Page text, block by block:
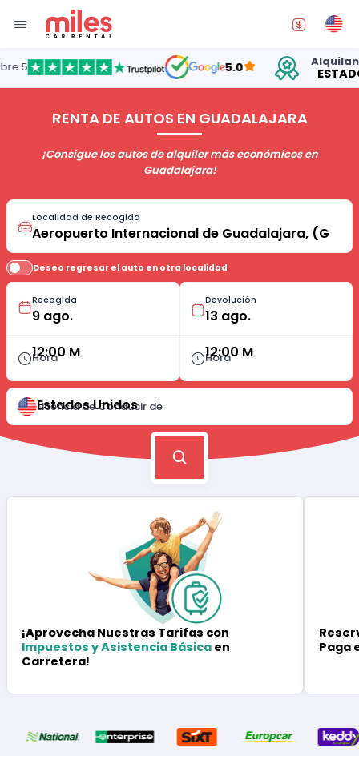
5.0 Alquilando
ESTADOS
RENTA DE AUTOS EN GUADALAJARA
¡Consigue los autos de alquiler más económicos en
Guadalajara!
Localidad de Recogida
Deseo regresar el auto en otra localidad
Recogida
Hora
12:00 M
Devolución
Hora
12:00 M
Licencia de Conducir de
Estados Unidos
¡Aprovecha Nuestras Tarifas con
Impuestos y Asistencia Básica en
Carretera!
Paga